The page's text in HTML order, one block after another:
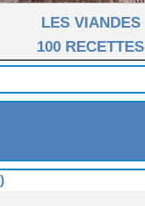
LES VIANDES
100 RECETTES